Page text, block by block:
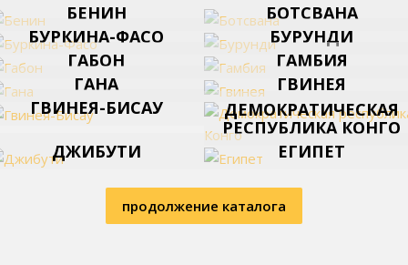
БЕНИН
БОТСВАНА
БУРКИНА-ФАСО
БУРУНДИ
ГАБОН
ГАМБИЯ
ГАНА
ГВИНЕЯ
ГВИНЕЯ-БИСАУ
ДЕМОКРАТИЧЕСКАЯ
РЕСПУБЛИКА КОНГО
ДЖИБУТИ
ЕГИПЕТ
продолжение каталога